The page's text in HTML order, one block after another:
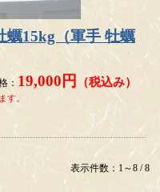
蠣15kg（軍手 牡蠣
： 19,000円 （税込み）
す。
表示件数：1～8 / 8